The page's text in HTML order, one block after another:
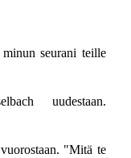
seurani teille
uudestaan.
"Mitä te